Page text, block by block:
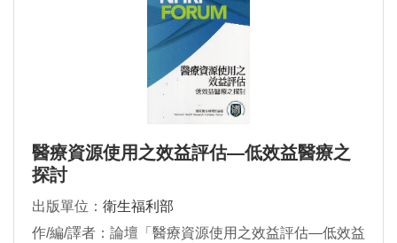
醫療資源使用之效益評估―低效益醫療之
探討
出版單位： 衛生福利部
作/編/譯者：論壇「醫療資源使用之效益評估―低效益